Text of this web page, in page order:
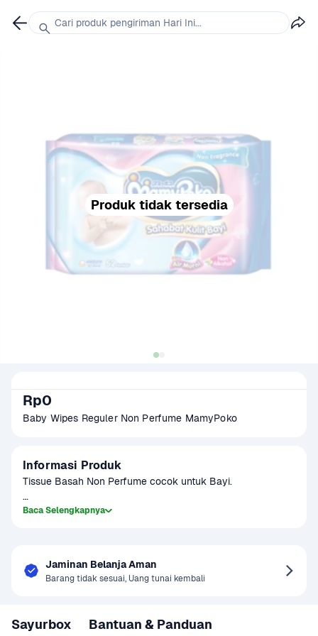
Produk tidak tersedia
Rp0
Baby Wipes Reguler Non Perfume MamyPoko
Informasi Produk
Tissue Basah Non Perfume cocok untuk Bayi.
*B1G1 = Buy 1 Get 1
Baca Selengkapnya
Jaminan Belanja Aman
Barang tidak sesuai, Uang tunai kembali
Sayurbox Bantuan & Panduan
Cari produk pengiriman Hari Ini...